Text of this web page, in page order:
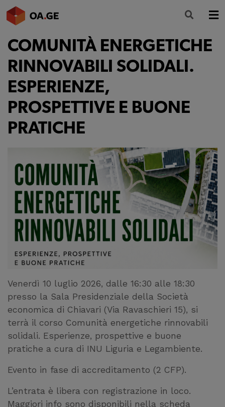
L’ORDINE
AMMINISTRAZIONE TRASPARENTE
ALBO
SEGRETERIA
SERVIZI
NEWS
COMUNITÀ ENERGETICHE
RINNOVABILI SOLIDALI.
ESPERIENZE,
PROSPETTIVE E BUONE
PRATICHE
Venerdì 10 luglio 2026, dalle 16:30 alle 18:30
presso la Sala Presidenziale della Società
economica di Chiavari (Via Ravaschieri 15), si
terrà il corso Comunità energetiche rinnovabili
solidali. Esperienze, prospettive e buone
pratiche a cura di INU Liguria e Legambiente.
Evento in fase di accreditamento (2 CFP).
L’entrata è libera con registrazione in loco.
Maggiori info sono disponibili nella scheda